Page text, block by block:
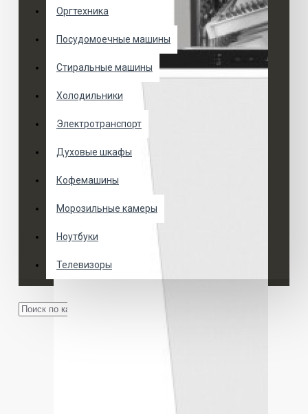
Оргтехника
Посудомоечные машины
Стиральные машины
Холодильники
Электротранспорт
Духовые шкафы
Кофемашины
Морозильные камеры
Ноутбуки
Телевизоры